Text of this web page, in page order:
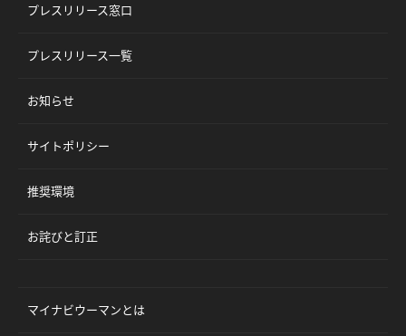
プレスリリース窓口
プレスリリース一覧
お知らせ
サイトポリシー
推奨環境
お詫びと訂正
マイナビウーマンとは